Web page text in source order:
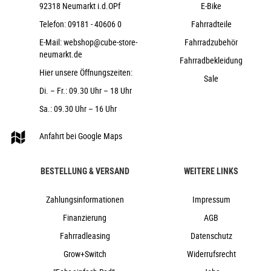
CUBE Performance Stem E-MTB 35, FPI-Link
Race Face ERA 35
ACID Disrupt
ACROS AZF-675, ICR (Integrated Cable
Routing), Top Zero-Stack 1 1/2" (ZS 56mm), Bottom Zero-
Stack 1 1/2" (ZS 56mm), Fiber Inserts for Angle Adjustment,
X-Connect Interface
ACID PP MTB
Coated
24,3 kg
carbon´n´gold
Cube
2026
Cube
92318 Neumarkt i.d.OPf
Telefon:09181 - 40606 0
E-Mail:webshop@cube-store-
neumarkt.de
Hier unsere Öffnungszeiten:
Di. – Fr.: 09.30 Uhr – 18 Uhr
Sa.: 09.30 Uhr – 16 Uhr
Anfahrt bei Google Maps
E-Bike
Fahrradteile
Fahrradzubehör
Fahrradbekleidung
Sale
BESTELLUNG & VERSAND
Zahlungsinformationen
Finanzierung
Fahrradleasing
Grow+Switch
WEITERE LINKS
Impressum
AGB
Datenschutz
Widerrufsrecht